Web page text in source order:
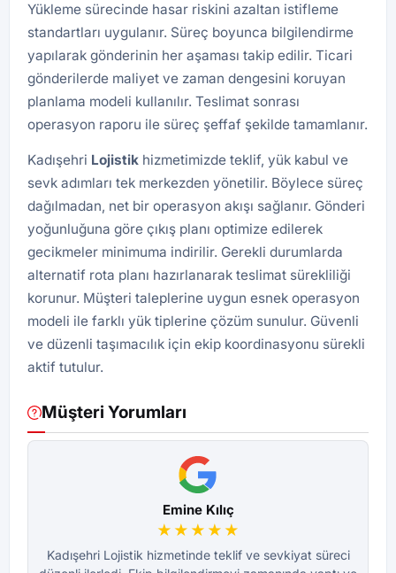
Yükleme sürecinde hasar riskini azaltan istifleme
standartları uygulanır. Süreç boyunca bilgilendirme
yapılarak gönderinin her aşaması takip edilir. Ticari
gönderilerde maliyet ve zaman dengesini koruyan
planlama modeli kullanılır. Teslimat sonrası
operasyon raporu ile süreç şeffaf şekilde tamamlanır.
Kadışehri Lojistik hizmetimizde teklif, yük kabul ve
sevk adımları tek merkezden yönetilir. Böylece süreç
dağılmadan, net bir operasyon akışı sağlanır. Gönderi
yoğunluğuna göre çıkış planı optimize edilerek
gecikmeler minimuma indirilir. Gerekli durumlarda
alternatif rota planı hazırlanarak teslimat sürekliliği
korunur. Müşteri taleplerine uygun esnek operasyon
modeli ile farklı yük tiplerine çözüm sunulur. Güvenli
ve düzenli taşımacılık için ekip koordinasyonu sürekli
aktif tutulur.
Müşteri Yorumları
Emine Kılıç
★★★★★
Kadışehri Lojistik hizmetinde teklif ve sevkiyat süreci